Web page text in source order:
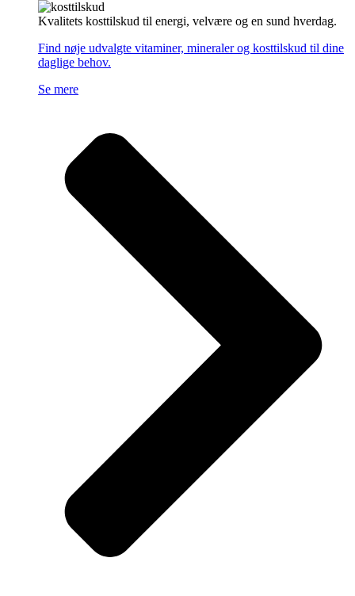
Kvalitets kosttilskud til energi, velvære og en sund hverdag.
Find nøje udvalgte vitaminer, mineraler og kosttilskud til dine
daglige behov.
Se mere